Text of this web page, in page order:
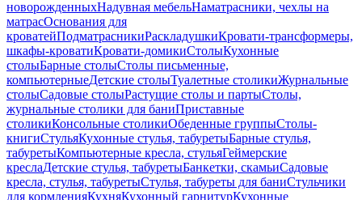
новорожденныхНадувная мебельНаматрасники, чехлы на
матрасОснования для
кроватейПодматрасникиРаскладушкиКровати-трансформеры,
шкафы-кроватиКровати-домикиСтолыКухонные
столыБарные столыСтолы письменные,
компьютерныеДетские столыТуалетные столикиЖурнальные
столыСадовые столыРастущие столы и партыСтолы,
журнальные столики для баниПриставные
столикиКонсольные столикиОбеденные группыСтолы-
книгиСтульяКухонные стулья, табуретыБарные стулья,
табуретыКомпьютерные кресла, стульяГеймерские
креслаДетские стулья, табуретыБанкетки, скамьиСадовые
кресла, стулья, табуретыСтулья, табуреты для баниСтульчики
для кормленияКухняКухонный гарнитурКухонные